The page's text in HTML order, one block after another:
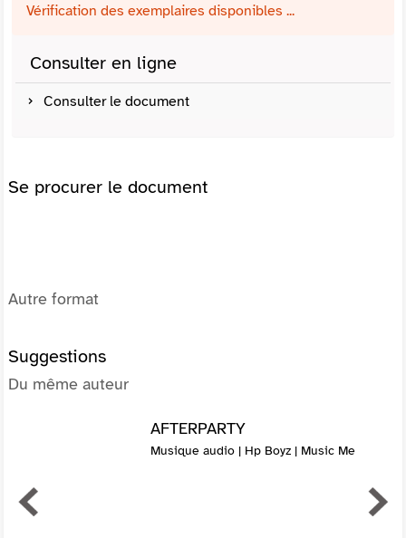
Vérification des exemplaires disponibles ...
Consulter en ligne
Consulter le document
Se procurer le document
Autre format
Suggestions
Du même auteur
AFTERPARTY
Musique audio | Hp Boyz | Music Me